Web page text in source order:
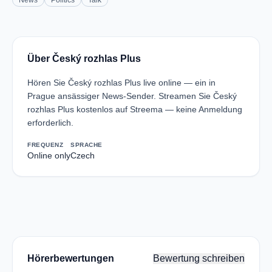
Über Český rozhlas Plus
Hören Sie Český rozhlas Plus live online — ein in
Prague ansässiger News-Sender. Streamen Sie Český
rozhlas Plus kostenlos auf Streema — keine Anmeldung
erforderlich.
FREQUENZ
Online only
SPRACHE
Czech
Hörerbewertungen Bewertung schreiben